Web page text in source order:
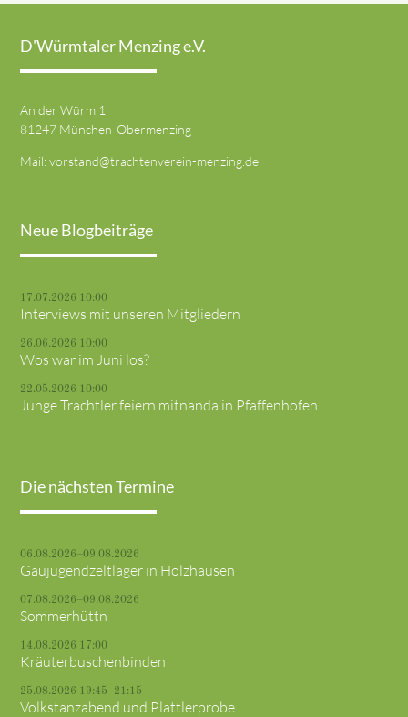
D'Würmtaler Menzing e.V.
An der Würm 1
81247 München-Obermenzing
Mail:vorstand@trachtenverein-menzing.de
Neue Blogbeiträge
17.07.2026 10:00
Interviews mit unseren Mitgliedern
26.06.2026 10:00
Wos war im Juni los?
22.05.2026 10:00
Junge Trachtler feiern mitnanda in Pfaffenhofen
Die nächsten Termine
06.08.2026–09.08.2026
Gaujugendzeltlager in Holzhausen
07.08.2026–09.08.2026
Sommerhüttn
14.08.2026 17:00
Kräuterbuschenbinden
25.08.2026 19:45–21:15
Volkstanzabend und Plattlerprobe